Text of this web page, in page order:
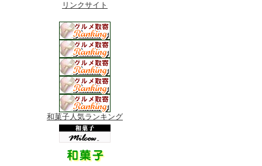
リンクサイト
和菓子人気ランキング